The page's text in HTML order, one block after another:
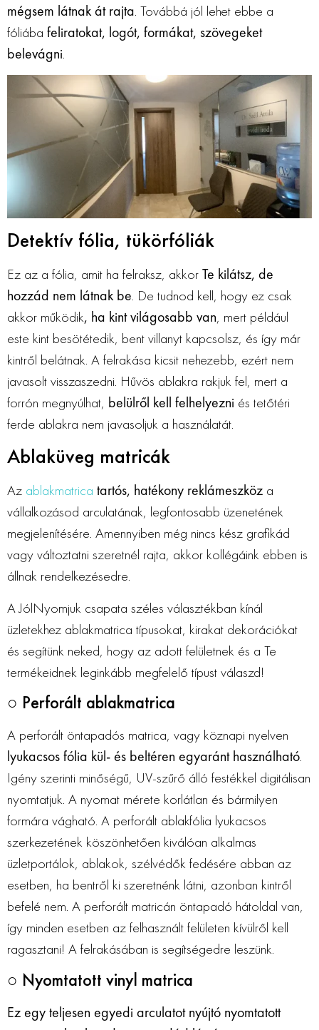
mégsem látnak át rajta. Továbbá jól lehet ebbe a
fóliába feliratokat, logót, formákat, szövegeket
belevágni.
Detektív fólia, tükörfóliák
Ez az a fólia, amit ha felraksz, akkorTe kilátsz, de
hozzád nem látnak be. De tudnod kell, hogy ez csak
akkor működik, ha kint világosabb van, mert például
este kint besötétedik, bent villanyt kapcsolsz, és így már
kintről belátnak. A felrakása kicsit nehezebb, ezért nem
javasolt visszaszedni. Hűvös ablakra rakjuk fel, mert a
forrón megnyúlhat, belülről kell felhelyezni és tetőtéri
ferde ablakra nem javasoljuk a használatát.
Ablaküveg matricák
Az ablakmatrica tartós, hatékony reklámeszköz a
vállalkozásod arculatának, legfontosabb üzenetének
megjelenítésére. Amennyiben még nincs kész grafikád
vagy változtatni szeretnél rajta, akkor kollégáink ebben is
állnak rendelkezésedre.
A JólNyomjuk csapata széles választékban kínál
üzletekhez ablakmatrica típusokat, kirakat dekorációkat
és segítünk neked, hogy az adott felületnek és a Te
termékeidnek leginkább megfelelő típust válaszd!
○ Perforált ablakmatrica
A perforált öntapadós matrica, vagy köznapi nyelven
lyukacsos fólia kül- és beltéren egyaránt használható.
Igény szerinti minőségű, UV-szűrő álló festékkel digitálisan
nyomtatjuk. A nyomat mérete korlátlan és bármilyen
formára vágható. A perforált ablakfólia lyukacsos
szerkezetének köszönhetően kiválóan alkalmas
üzletportálok, ablakok, szélvédők fedésére abban az
esetben, ha bentről ki szeretnénk látni, azonban kintről
befelé nem. A perforált matricán öntapadó hátoldal van,
így minden esetben az felhasznált felületen kívülről kell
ragasztani! A felrakásában is segítségedre leszünk.
○ Nyomtatott vinyl matrica
Ez egy teljesen egyedi arculatot nyújtó nyomtatott